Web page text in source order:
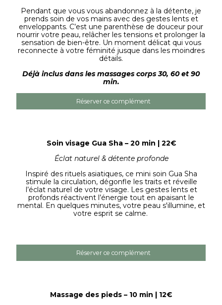
Pendant que vous vous abandonnez à la détente, je
prends soin de vos mains avec des gestes lents et
enveloppants. C’est une parenthèse de douceur pour
nourrir votre peau, relâcher les tensions et prolonger la
sensation de bien-être. Un moment délicat qui vous
reconnecte à votre féminité jusque dans les moindres
détails.
Déjà inclus dans les massages corps 30, 60 et 90
min.
Réserver ce complément
Soin visage Gua Sha – 20 min | 22€
Éclat naturel & détente profonde
Inspiré des rituels asiatiques, ce mini soin Gua Sha
stimule la circulation, dégonfle les traits et réveille
l’éclat naturel de votre visage. Les gestes lents et
profonds réactivent l’énergie tout en apaisant le
mental. En quelques minutes, votre peau s'illumine, et
votre esprit se calme.
Réserver ce complément
Massage des pieds – 10 min | 12€